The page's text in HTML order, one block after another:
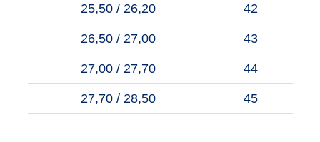
25,50 / 26,20 42
26,50 / 27,00 43
27,00 / 27,70 44
27,70 / 28,50 45